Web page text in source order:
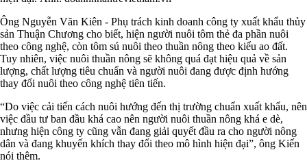
Ông Nguyễn Văn Kiên - Phụ trách kinh doanh công ty xuất khẩu thủy
sản Thuận Chương cho biết, hiện người nuôi tôm thẻ đa phần nuôi
theo công nghệ, còn tôm sú nuôi theo thuần nông theo kiểu ao đất.
Tuy nhiên, việc nuôi thuần nông sẽ không quá đạt hiệu quả về sản
lượng, chất lượng tiêu chuẩn và người nuôi đang được định hướng
thay đổi nuôi theo công nghệ tiên tiến.
“Do việc cải tiến cách nuôi hướng đến thị trường chuẩn xuất khẩu, nên
việc đầu tư ban đầu khá cao nên người nuôi thuần nông khá e dè,
nhưng hiện công ty cũng vẫn đang giải quyết đầu ra cho người nông
dân và đang khuyến khích thay đổi theo mô hình hiện đại”, ông Kiến
nói thêm.